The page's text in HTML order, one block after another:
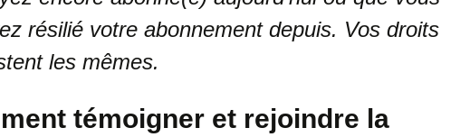
résilié votre abonnement depuis. Vos droits
les mêmes.
témoigner et rejoindre la